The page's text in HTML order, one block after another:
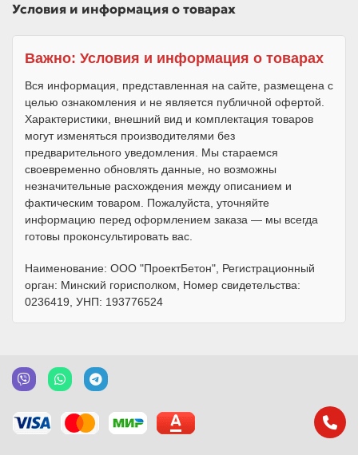
Условия и информация о товарах
Важно: Условия и информация о товарах
Вся информация, представленная на сайте, размещена с
целью ознакомления и не является публичной офертой.
Характеристики, внешний вид и комплектация товаров
могут изменяться производителями без
предварительного уведомления. Мы стараемся
своевременно обновлять данные, но возможны
незначительные расхождения между описанием и
фактическим товаром. Пожалуйста, уточняйте
информацию перед оформлением заказа — мы всегда
готовы проконсультировать вас.
Наименование: ООО "ПроектБетон", Регистрационный
орган: Минский горисполком, Номер свидетельства:
0236419, УНП: 193776524